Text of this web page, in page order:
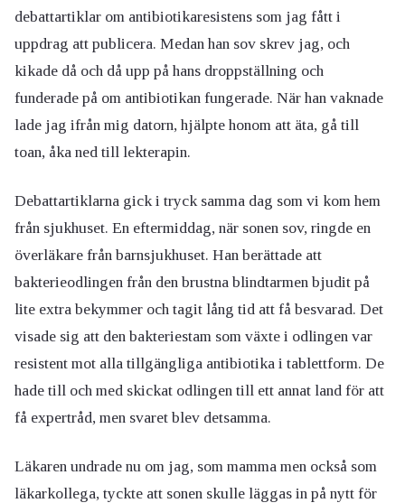
debattartiklar om antibiotikaresistens som jag fått i
uppdrag att publicera. Medan han sov skrev jag, och
kikade då och då upp på hans droppställning och
funderade på om antibiotikan fungerade. När han vaknade
lade jag ifrån mig datorn, hjälpte honom att äta, gå till
toan, åka ned till lekterapin.
Debattartiklarna gick i tryck samma dag som vi kom hem
från sjukhuset. En eftermiddag, när sonen sov, ringde en
överläkare från barnsjukhuset. Han berättade att
bakterieodlingen från den brustna blindtarmen bjudit på
lite extra bekymmer och tagit lång tid att få besvarad. Det
visade sig att den bakteriestam som växte i odlingen var
resistent mot alla tillgängliga antibiotika i tablettform. De
hade till och med skickat odlingen till ett annat land för att
få expertråd, men svaret blev detsamma.
Läkaren undrade nu om jag, som mamma men också som
läkarkollega, tyckte att sonen skulle läggas in på nytt för